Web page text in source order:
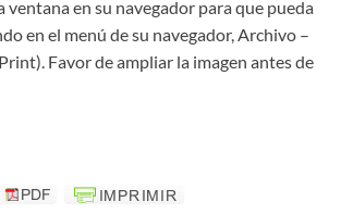
ventana en su navegador para que pueda
en el menú de su navegador, Archivo –
Favor de ampliar la imagen antes de